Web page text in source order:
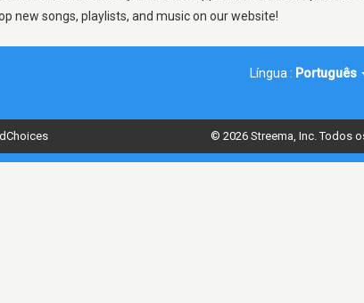
new songs, playlists, and music on our website!
Língua : Português
© 2026 Streema, Inc. Todos